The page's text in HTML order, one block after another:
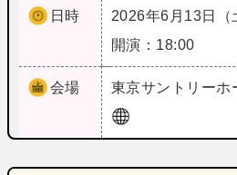
日時
2026年6月13日（
開演：18:00
会場 東京サントリーホ